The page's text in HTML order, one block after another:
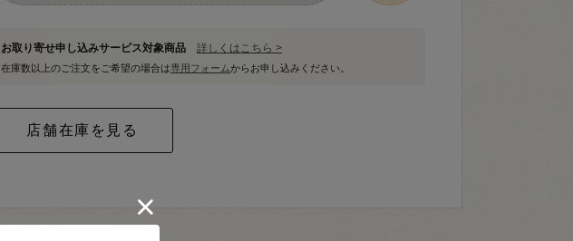
お取り寄せ申し込みサービス対象商品 詳しくはこちら >
在庫数以上のご注文をご希望の場合は専用フォームからお申し込みください。